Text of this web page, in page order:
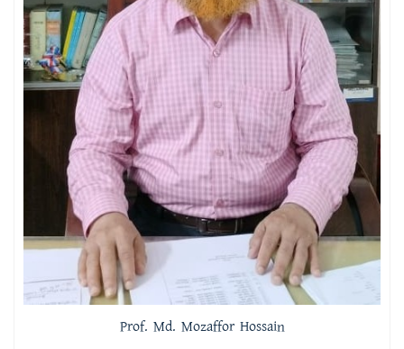
Prof. Md. Mozaffor Hossain